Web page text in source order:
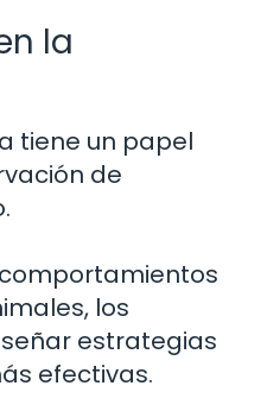
la
tiene un papel
de
los
estrategias
efectivas.